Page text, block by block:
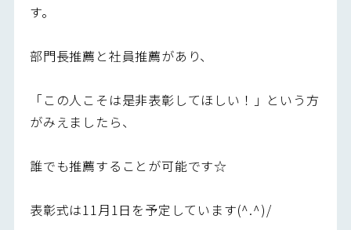
す。
部門長推薦と社員推薦があり、
「この人こそは是非表彰してほしい！」という方
がみえましたら、
誰でも推薦することが可能です☆
表彰式は11月1日を予定しています(^.^)/